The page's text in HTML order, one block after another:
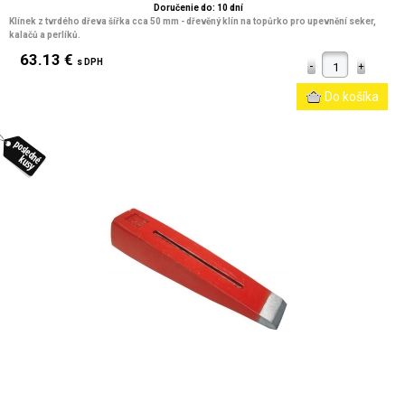
Doručenie do: 10 dní
Klínek z tvrdého dřeva šířka cca 50 mm - dřevěný klín na topůrko pro upevnění seker,
kalačů a perlíků.
63.13 € s DPH